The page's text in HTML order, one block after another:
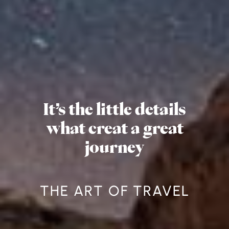
It’s the little details
what creat a great
journey
THE ART OF TRAVEL